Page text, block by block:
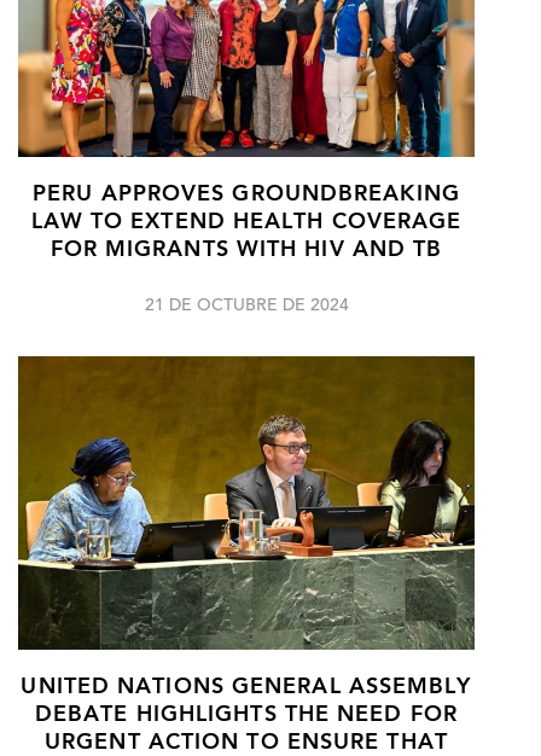
PERU APPROVES GROUNDBREAKING
LAW TO EXTEND HEALTH COVERAGE
FOR MIGRANTS WITH HIV AND TB
21 DE OCTUBRE DE 2024
UNITED NATIONS GENERAL ASSEMBLY
DEBATE HIGHLIGHTS THE NEED FOR
URGENT ACTION TO ENSURE THAT